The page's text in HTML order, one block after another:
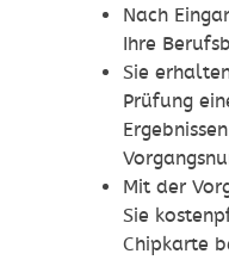
Nach
Ihre
Sie
Prüfung
Mit der
Sie
Chipkarte